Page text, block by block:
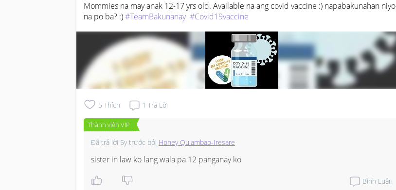
Mommies na may anak 12-17 yrs old. Available na ang covid vaccine :) napabakunahan niyo
na po ba? :) #TeamBakunanay #Covid19vaccine
5 Thích 1 Trả Lời
Thành viên VIP
Đã trả lời 5y trước bởi Honey Quiambao-Iresare
sister in law ko lang wala pa 12 panganay ko
Bình Luận